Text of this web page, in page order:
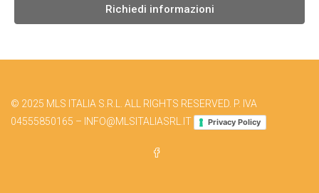
Richiedi informazioni
© 2025 MLS ITALIA S.R.L. ALL RIGHTS RESERVED. P. IVA
04555850165 – INFO@MLSITALIASRL.IT
Privacy Policy